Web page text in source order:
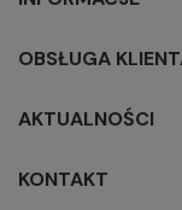
OBSŁUGA
AKTUALNOŚCI
KONTAKT